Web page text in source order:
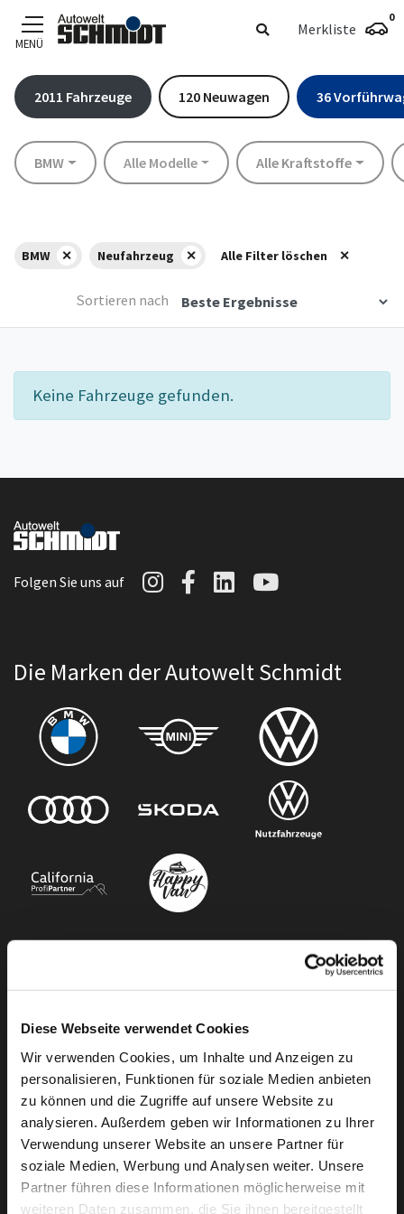
Diese Webseite verwendet Cookies
Wir verwenden Cookies, um Inhalte und Anzeigen zu
personalisieren, Funktionen für soziale Medien anbieten
zu können und die Zugriffe auf unsere Website zu
analysieren. Außerdem geben wir Informationen zu Ihrer
Verwendung unserer Website an unsere Partner für
soziale Medien, Werbung und Analysen weiter. Unsere
Partner führen diese Informationen möglicherweise mit
weiteren Daten zusammen, die Sie ihnen bereitgestellt
MENÜ
Merkliste
0
2011 Fahrzeuge 120 Neuwagen 36
MarkeBMW ModellAlle Modelle Kraftstoff
Alle Kraftstoffe
BMW Neufahrzeug Alle Filter löschen
Sortieren nach
Keine Fahrzeuge gefunden.
Folgen Sie uns auf Autowelt Schmidt auf
Autowelt Schmidt
AutoweltAutowelt
Die Marken der Autowelt Schmidt
Audi Gebrauchtwagen :plus
Camper mieten
Kundenservice
Online-Terminbuchung